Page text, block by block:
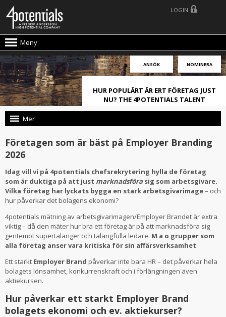
Meny
LOGIN
ANSÖK NOMINERA
HUR POPULÄRT ÄR ERT FÖRETAG JUST
NU? THE 4POTENTIALS TALENT
Mer
Företagen som är bäst på Employer Branding
2026
Idag vill vi på 4potentials chefsrekrytering hylla de företag
som är duktiga på att just marknadsföra sig som arbetsgivare.
Vilka företag har lyckats bygga en stark arbetsgivarimage– och
hur påverkar det bolagens ekonomi?
4potentials mätning av arbetsgivarimagen/Employer Brandet är extra
viktig – då den mäter hur bra ett företag är på att marknadsföra sig
gentemot supertalanger och talangfulla ledare. M a o grupper som
alla företag anser vara kritiska för sin affärsverksamhet
Ett starkt Employer Brand påverkar inte bara HR – det påverkar hela
bolagets lönsamhet, konkurrenskraft och i förlängningen även
aktiekursen.
Hur påverkar ett starkt Employer Brand
bolagets ekonomi och ev. aktiekurser?